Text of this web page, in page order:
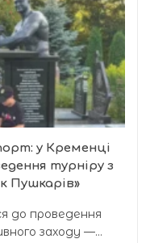
у Кременці
турніру з
Пушкарів»
до проведення
заходу —...